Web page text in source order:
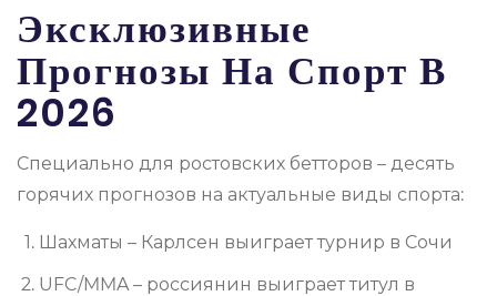
Эксклюзивные
Прогнозы На Спорт В
2026
Специально для ростовских бетторов – десять
горячих прогнозов на актуальные виды спорта:
Шахматы – Карлсен выиграет турнир в Сочи
UFC/MMA – россиянин выиграет титул в